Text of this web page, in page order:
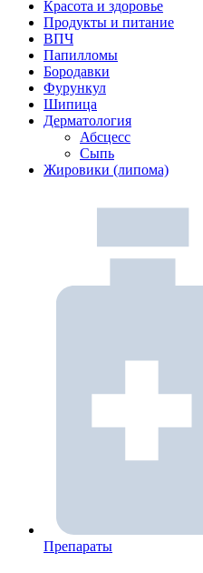
Красота и здоровье
Продукты и питание
ВПЧ
Папилломы
Бородавки
Фурункул
Шипица
Дерматология
Абсцесс
Сыпь
Жировики (липома)
Препараты